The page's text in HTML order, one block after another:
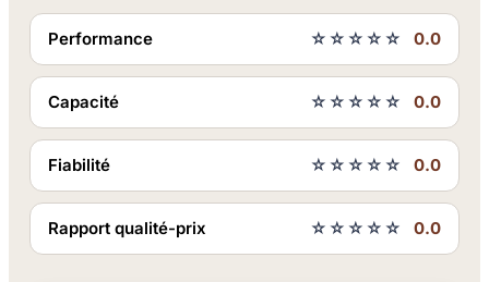
Performance ☆☆☆☆☆ 0.0
Capacité ☆☆☆☆☆ 0.0
Fiabilité ☆☆☆☆☆ 0.0
Rapport qualité-prix ☆☆☆☆☆ 0.0